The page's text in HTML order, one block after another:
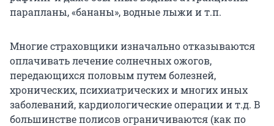
парапланы, «бананы», водные лыжи и т.п.
Многие страховщики изначально отказываются
оплачивать лечение солнечных ожогов,
передающихся половым путем болезней,
хронических, психиатрических и многих иных
заболеваний, кардиологические операции и т.д. В
большинстве полисов ограничиваются (как по